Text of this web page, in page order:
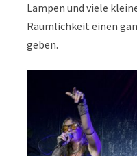
Lampen und viele
Räumlichkeit einen
geben.